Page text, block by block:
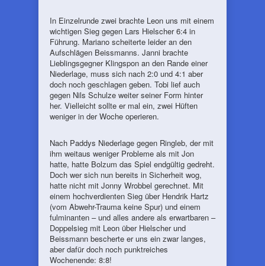
In Einzelrunde zwei brachte Leon uns mit einem
wichtigen Sieg gegen Lars Hielscher 6:4 in
Führung. Mariano scheiterte leider an den
Aufschlägen Beissmanns. Janni brachte
Lieblingsgegner Klingspon an den Rande einer
Niederlage, muss sich nach 2:0 und 4:1 aber
doch noch geschlagen geben. Tobi lief auch
gegen Nils Schulze weiter seiner Form hinter
her. Vielleicht sollte er mal ein, zwei Hüften
weniger in der Woche operieren.
Nach Paddys Niederlage gegen Ringleb, der mit
ihm weitaus weniger Probleme als mit Jon
hatte, hatte Bolzum das Spiel endgültig gedreht.
Doch wer sich nun bereits in Sicherheit wog,
hatte nicht mit Jonny Wrobbel gerechnet. Mit
einem hochverdienten Sieg über Hendrik Hartz
(vom Abwehr-Trauma keine Spur) und einem
fulminanten – und alles andere als erwartbaren –
Doppelsieg mit Leon über Hielscher und
Beissmann bescherte er uns ein zwar langes,
aber dafür doch noch punktreiches
Wochenende: 8:8!